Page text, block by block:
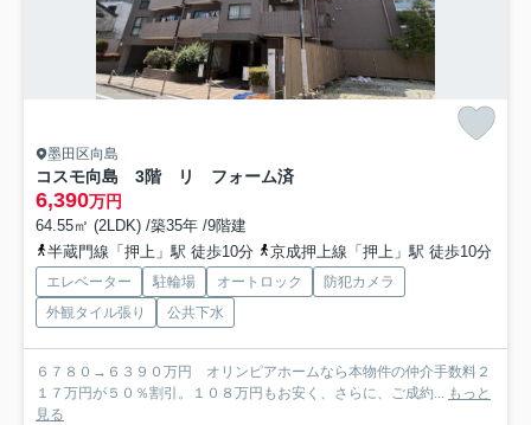
墨田区向島
コスモ向島 3階 リ フォーム済
6,390万円
64.55㎡ (2LDK) /築35年 /9階建
半蔵門線「押上」駅 徒歩10分
京成押上線「押上」駅 徒歩10分
エレベーター 駐輪場 オートロック
防犯カメラ
外観タイル張り
公共下水
６７８０→６３９０万円 オリンピアホームなら本物件の仲介手数料２
１７万円が５０％割引。１０８万円もお安く、さらに、ご成約... もっと
見る